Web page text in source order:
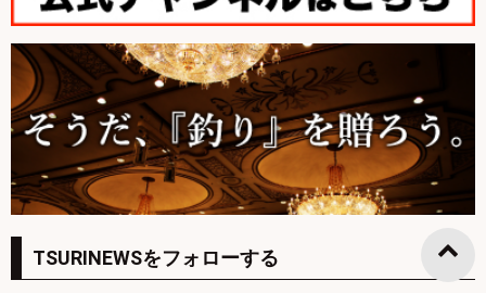
TSURINEWSをフォローする